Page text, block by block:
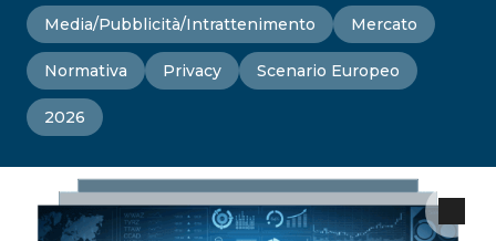
Media/Pubblicità/Intrattenimento Mercato
Normativa Privacy Scenario Europeo
2026